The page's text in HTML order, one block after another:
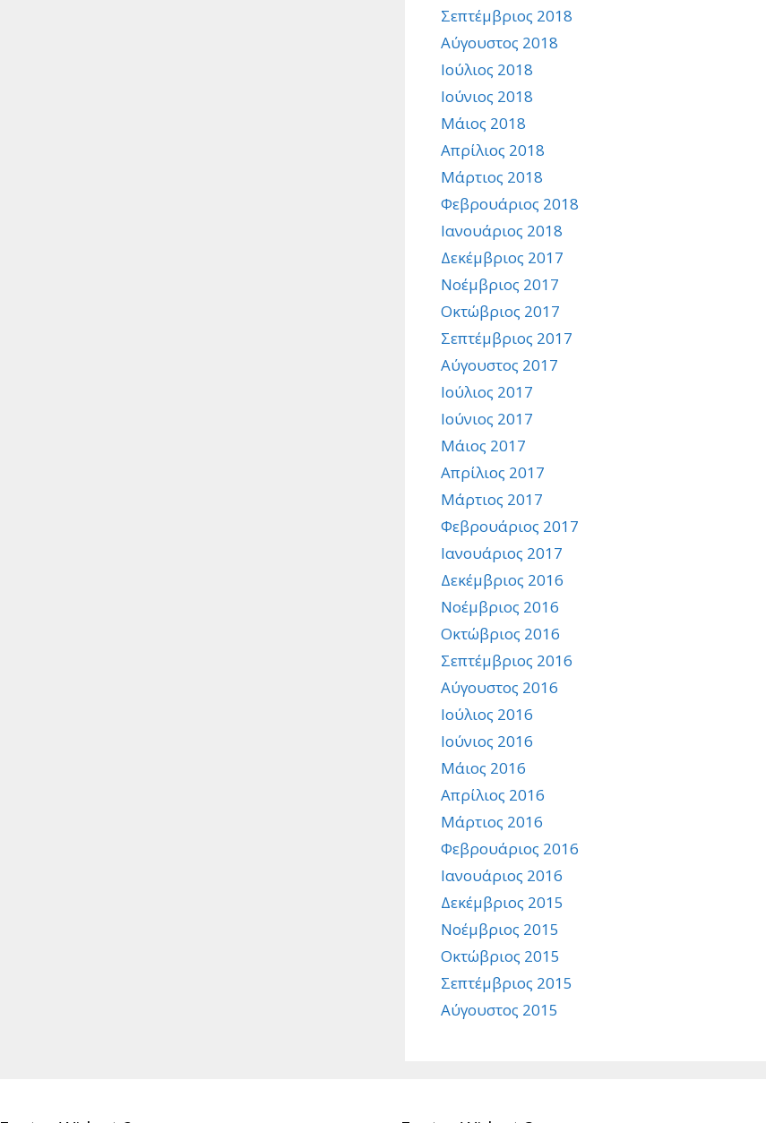
Σεπτέμβριος 2018
Αύγουστος 2018
Ιούλιος 2018
Ιούνιος 2018
Μάιος 2018
Απρίλιος 2018
Μάρτιος 2018
Φεβρουάριος 2018
Ιανουάριος 2018
Δεκέμβριος 2017
Νοέμβριος 2017
Οκτώβριος 2017
Σεπτέμβριος 2017
Αύγουστος 2017
Ιούλιος 2017
Ιούνιος 2017
Μάιος 2017
Απρίλιος 2017
Μάρτιος 2017
Φεβρουάριος 2017
Ιανουάριος 2017
Δεκέμβριος 2016
Νοέμβριος 2016
Οκτώβριος 2016
Σεπτέμβριος 2016
Αύγουστος 2016
Ιούλιος 2016
Ιούνιος 2016
Μάιος 2016
Απρίλιος 2016
Μάρτιος 2016
Φεβρουάριος 2016
Ιανουάριος 2016
Δεκέμβριος 2015
Νοέμβριος 2015
Οκτώβριος 2015
Σεπτέμβριος 2015
Αύγουστος 2015